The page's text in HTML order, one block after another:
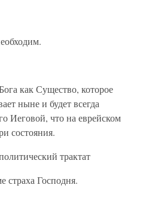
как Существо, которое
ныне и будет всегда
Иеговой, что на еврейском
состояния.
трактат
страха Господня.